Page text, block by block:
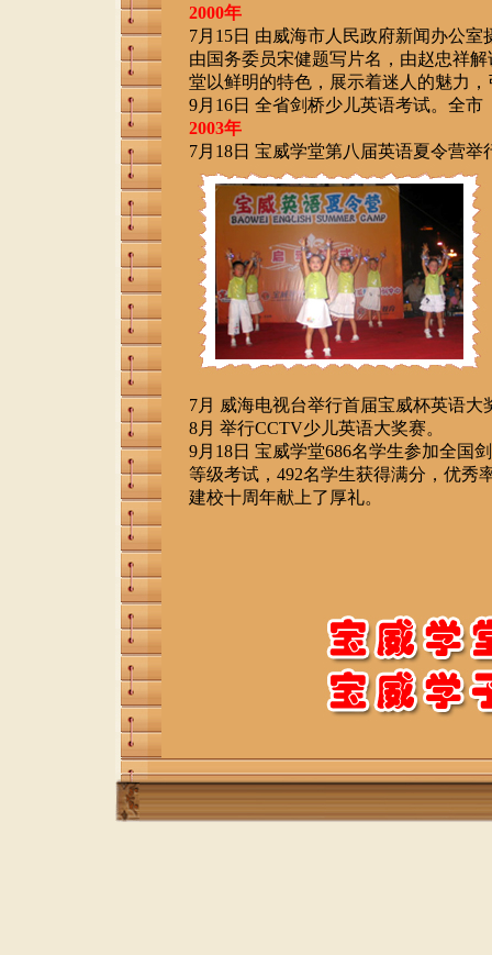
2000年
7月15日 由威海市人民政府新闻办公
由国务委员宋健题写片名，由赵忠祥
堂以鲜明的特色，展示着迷人的魅力
9月16日 全省剑桥少儿英语考试。全
2003年
7月18日 宝威学堂第八届英语夏令营
7月 威海电视台举行首届宝威杯英语大
8月 举行CCTV少儿英语大奖赛。
9月18日 宝威学堂686名学生参加全国
等级考试，492名学生获得满分，优秀
建校十周年献上了厚礼。